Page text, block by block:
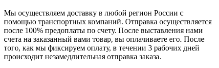
Мы осуществляем доставку в любой регион России с
помощью транспортных компаний. Отправка осуществляется
после 100% предоплаты по счету. После выставления нами
счета на заказанный вами товар, вы оплачиваете его. После
того, как мы фиксируем оплату, в течении 3 рабочих дней
происходит незамедлительная отправка заказа.